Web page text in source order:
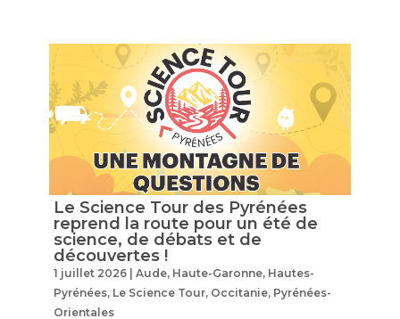
Le Science Tour des Pyrénées
reprend la route pour un été de
science, de débats et de
découvertes !
1 juillet 2026| Aude, Haute-Garonne, Hautes-
Pyrénées, Le Science Tour, Occitanie, Pyrénées-
Orientales